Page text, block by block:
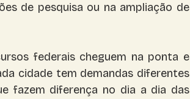
de pesquisa ou na ampliação de
federais cheguem na ponta e
cidade tem demandas diferentes
fazem diferença no dia a dia das